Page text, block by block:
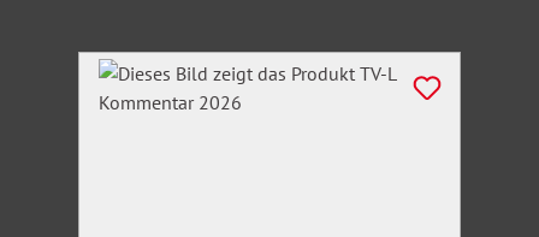
Produktgalerie überspringen